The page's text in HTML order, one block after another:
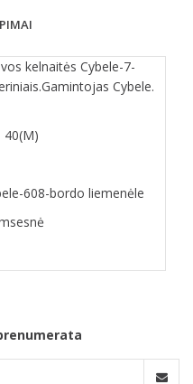
kelnaitės Cybele-7-
Cybele.
40(M)
608-bordo liemenėle